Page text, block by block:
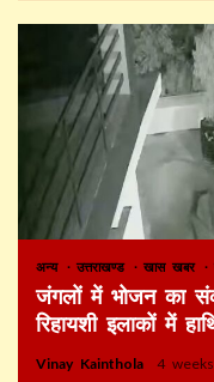
अन्य उत्तराखण्ड खास खबर
जंगलों में भोजन का
रिहायशी इलाकों में
Vinay Kainthola 4